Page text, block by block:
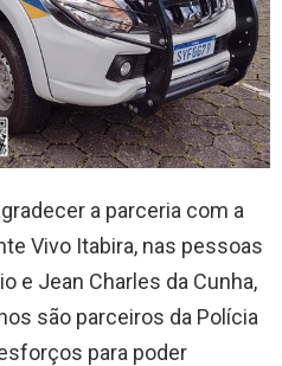
a parceria com a
Vivo Itabira, nas pessoas
e Jean Charles da Cunha,
são parceiros da Polícia
para poder